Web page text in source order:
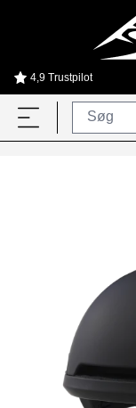
4,9 Trustpilot